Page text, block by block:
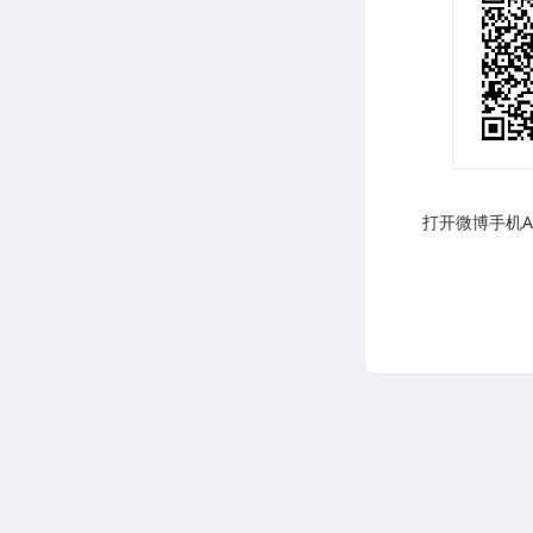
打开微博手机